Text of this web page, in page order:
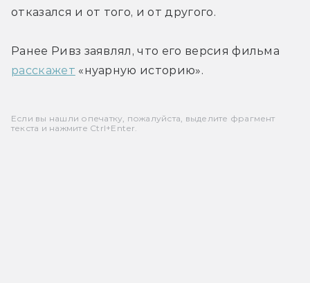
отказался и от того, и от другого.
расскажет «нуарную историю».
Если вы нашли опечатку, пожалуйста, выделите фрагмент
текста и нажмите Ctrl+Enter.